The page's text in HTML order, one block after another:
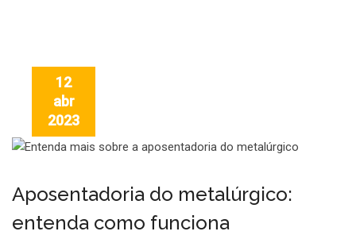
12
abr
2023
Aposentadoria do metalúrgico:
entenda como funciona